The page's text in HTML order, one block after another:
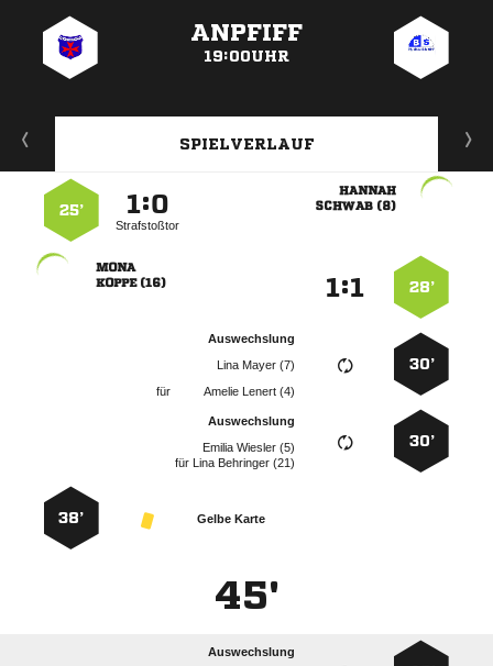
ANPFIFF
19:00UHR
SPIELVERLAUF

 
:
Strafstoßtor
25’
28’
:

 
30’
Auswechslung
  
für
  
30’
Auswechslung
  
für   
Gelbe Karte
38’
45'
Auswechslung